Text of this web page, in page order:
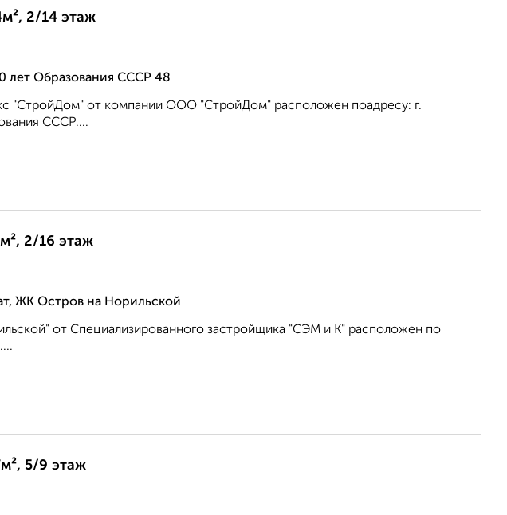
2/14 этаж
лет Образования СССР 48
"СтройДом" от компании ООО "СтройДом" расположен поадресу: г.
СССР....
2/16 этаж
ЖК Остров на Норильской
от Специализированного застройщика "СЭМ и К" расположен по
5/9 этаж